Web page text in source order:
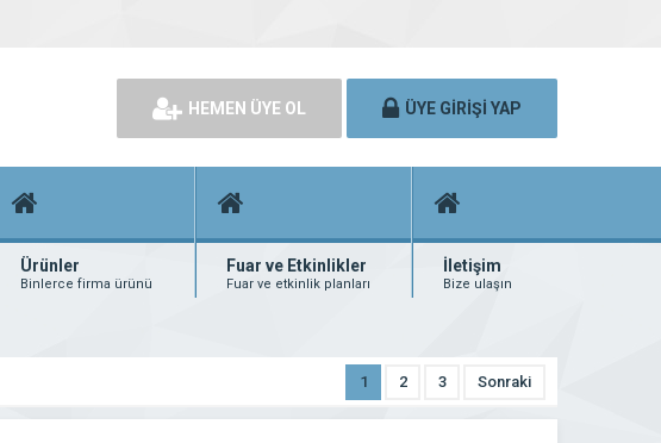
HEMEN ÜYE OL ÜYE GİRİŞİ YAP
Ürünler
Binlerce firma ürünü
Fuar ve Etkinlikler
Fuar ve etkinlik planları
İletişim
Bize ulaşın
1 2 3 Sonraki